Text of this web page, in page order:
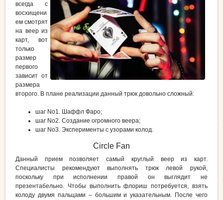
всегда с
восхищени
ем смотрят
на веер из
карт, вот
только
размер
первого
зависит от
размера
второго. В плане реализации данный трюк довольно сложный:
шаг No1. Шаффл Фаро;
шаг No2. Создание огромного веера;
шаг No3. Эксперименты с узорами колод.
Circle Fan
Данный прием позволяет самый круглый веер из карт.
Специалисты рекомендуют выполнять трюк левой рукой,
поскольку при исполнении правой он выглядит не
презентабельно. Чтобы выполнить флориш потребуется, взять
колоду двумя пальцами – большим и указательным. После чего